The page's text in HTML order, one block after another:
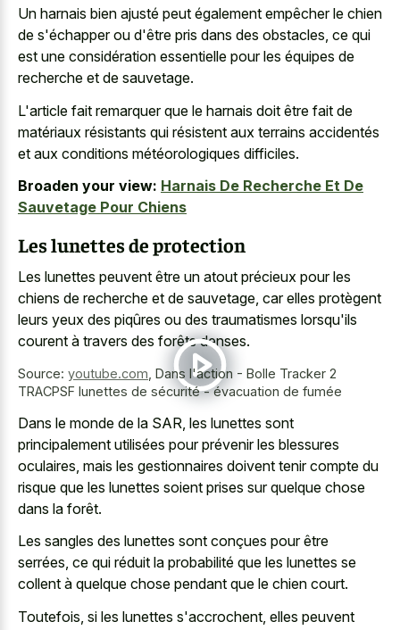
Un harnais bien ajusté peut également empêcher le chien
de s'échapper ou d'être pris dans des obstacles, ce qui
est une considération essentielle pour les équipes de
recherche et de sauvetage.
L'article fait remarquer que le harnais doit être fait de
matériaux résistants qui résistent aux terrains accidentés
et aux conditions météorologiques difficiles.
Broaden your view: Harnais De Recherche Et De
Sauvetage Pour Chiens
Les lunettes de protection
Les lunettes peuvent être un atout précieux pour les
chiens de recherche et de sauvetage, car elles protègent
leurs yeux des piqûres ou des traumatismes lorsqu'ils
courent à travers des forêts denses.
Source: youtube.com, Dans l'action - Bolle Tracker 2
TRACPSF lunettes de sécurité - évacuation de fumée
Dans le monde de la SAR, les lunettes sont
principalement utilisées pour prévenir les blessures
oculaires, mais les gestionnaires doivent tenir compte du
risque que les lunettes soient prises sur quelque chose
dans la forêt.
Les sangles des lunettes sont conçues pour être
serrées, ce qui réduit la probabilité que les lunettes se
collent à quelque chose pendant que le chien court.
Toutefois, si les lunettes s'accrochent, elles peuvent